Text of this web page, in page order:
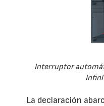
Interruptor
La declaración